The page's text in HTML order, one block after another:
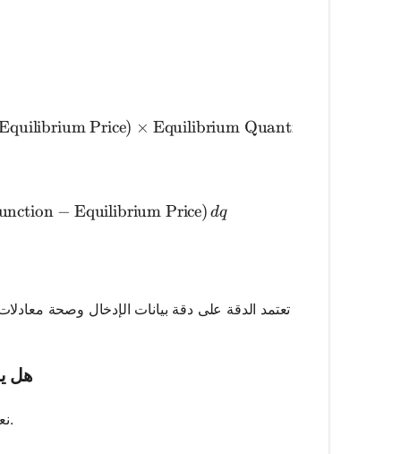
Surplus} = 0.5 \times (\text{Maximum
Price) × Equilibrium Quantity
Surplus} = \int_{0}^{\text{Equilibrium
− Equilibrium Price) dq
تعتمد الدقة على دقة بيانات الإدخال وصحة
هل
نعم، يمكن استخدامها لأي سلع طالما يمكن تمثيل منحنيات العرض والطلب بدقة.